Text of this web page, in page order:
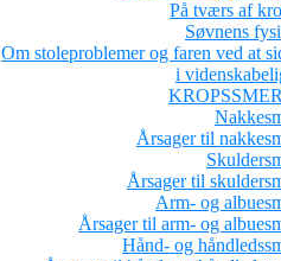
På tværs af
Søvnens
Om stoleproblemer og faren ved at
i
Årsager til
Årsager til
Arm- og
Årsager til arm- og
Hånd- og